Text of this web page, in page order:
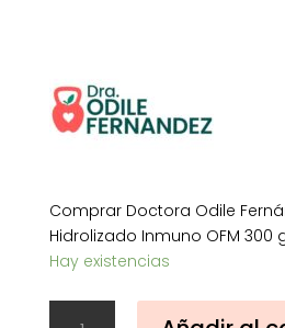
Comprar Doctora Odile
Hidrolizado Inmuno OFM 300
Hay existencias